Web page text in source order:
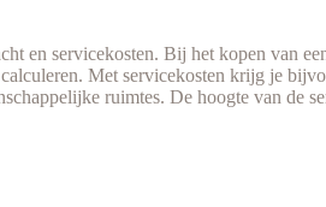
en servicekosten. Bij het kopen van
Met servicekosten krijg je
ruimtes. De hoogte van de